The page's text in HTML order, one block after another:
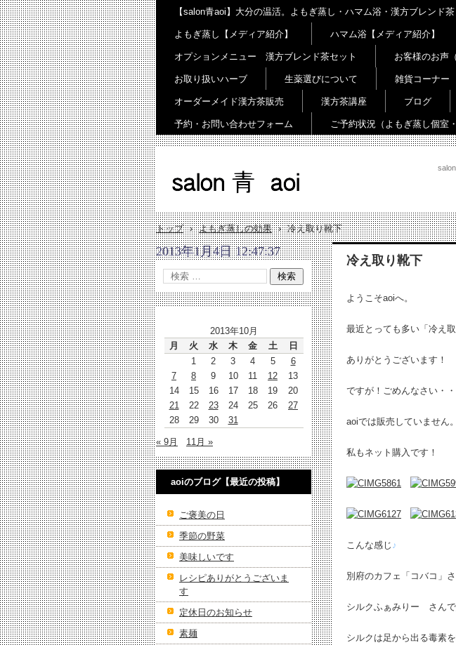
【salon青aoi】大分の温活。よもぎ蒸し・ハマム浴・漢方ブレンド茶
よもぎ蒸し【メディア紹介】 ハマム浴【メディア紹介】
オプションメニュー 漢方ブレンド茶セット お客様のお声
お取り扱いハーブ 生薬選びについて 雑貨コーナー
オーダーメイド漢方茶販売 漢方茶講座 ブログ
予約・お問い合わせフォーム ご予約状況（よもぎ蒸し個室
トップ › よもぎ蒸しの効果 › 冷え取り靴下
冷え取り靴下
ようこそaoiへ。
最近とっても多い「冷え
ありがとうございます！
ですが！ごめんなさい・・
aoiでは販売していません。
私もネット購入です！
こんな感じ ♪
別府のカフェ「コバコ」
シルクふぁみりー さんで
シルクは足から出る毒素
2013年1月4日 12:47:37
2013年10月
月
火 水 木 金 土
日
1
2 3 4 5
6
7
8 9 10 11 12
13
14
15 16 17 18 19
20
21
22 23 24 25 26
27
28
29 30 31
« 9月 11月 »
aoiのブログ【最近の投稿】
ご褒美の日
季節の野菜
美味しいです
レシピありがとうございま
す
定休日のお知らせ
素麺